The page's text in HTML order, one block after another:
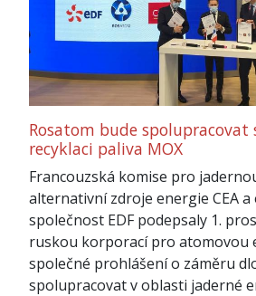
Rosatom bude spolupracovat
recyklaci paliva MOX
Francouzská komise pro
alternativní zdroje energie CEA
společnost EDF podepsaly 1.
ruskou korporací pro atomovou
společné prohlášení o záměru
spolupracovat v oblasti jaderné